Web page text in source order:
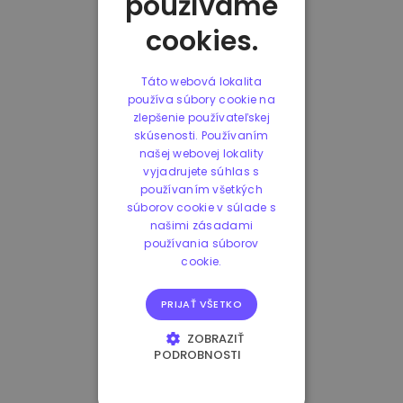
cookies.
Táto webová lokalita
používa súbory cookie na
zlepšenie používateľskej
skúsenosti. Používaním
našej webovej lokality
vyjadrujete súhlas s
používaním všetkých
súborov cookie v súlade s
našimi zásadami
používania súborov
cookie.
PRIJAŤ VŠETKO
ZOBRAZIŤ
PODROBNOSTI